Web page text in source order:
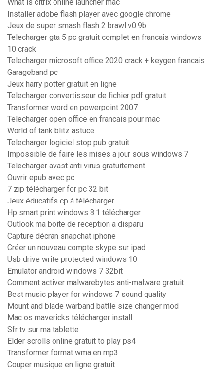
What is citrix online launcher mac
Installer adobe flash player avec google chrome
Jeux de super smash flash 2 brawl v0.9b
Telecharger gta 5 pc gratuit complet en francais windows
10 crack
Telecharger microsoft office 2020 crack + keygen francais
Garageband pc
Jeux harry potter gratuit en ligne
Telecharger convertisseur de fichier pdf gratuit
Transformer word en powerpoint 2007
Telecharger open office en francais pour mac
World of tank blitz astuce
Telecharger logiciel stop pub gratuit
Impossible de faire les mises a jour sous windows 7
Telecharger avast anti virus gratuitement
Ouvrir epub avec pc
7 zip télécharger for pc 32 bit
Jeux éducatifs cp à télécharger
Hp smart print windows 8.1 télécharger
Outlook ma boite de reception a disparu
Capture décran snapchat iphone
Créer un nouveau compte skype sur ipad
Usb drive write protected windows 10
Emulator android windows 7 32bit
Comment activer malwarebytes anti-malware gratuit
Best music player for windows 7 sound quality
Mount and blade warband battle size changer mod
Mac os mavericks télécharger install
Sfr tv sur ma tablette
Elder scrolls online gratuit to play ps4
Transformer format wma en mp3
Couper musique en ligne gratuit